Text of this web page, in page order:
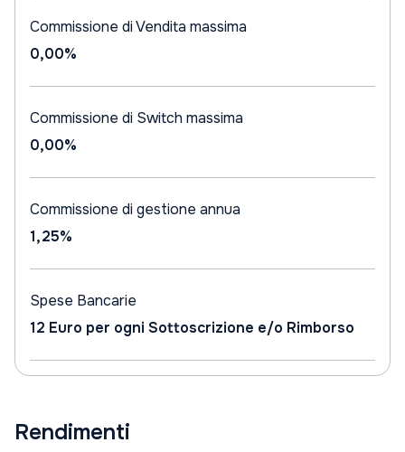
Commissione di Vendita massima
0,00%
Commissione di Switch massima
0,00%
Commissione di gestione annua
1,25%
Spese Bancarie
12 Euro per ogni Sottoscrizione e/o Rimborso
Rendimenti